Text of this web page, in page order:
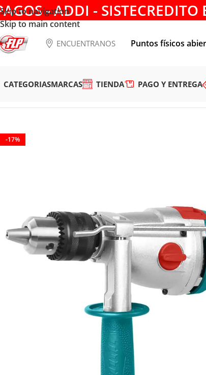
Skip to navigation
Skip to main content
- ADDI -
ENCUENTRANOS Puntos físicos
CATEGORIASMARCAS TIENDA PAGO Y ENTREGA
-17%